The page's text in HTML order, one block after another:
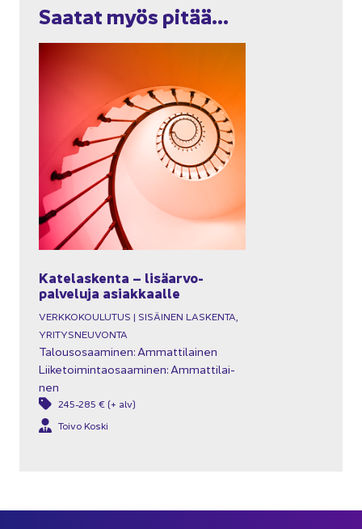
Saa­tat myös pitää...
Ka­te­las­ken­ta – li­sä­ar­vo­
pal­ve­lu­ja asiak­kaal­le
VERK­KO­KOU­LU­TUS | SI­SÄI­NEN LAS­KEN­TA,
YRI­TYS­NEU­VON­TA
Ta­lous­osaa­mi­nen: Am­mat­ti­lai­nen
Lii­ke­toi­min­tao­saa­mi­nen: Am­mat­ti­lai­
nen
245-285 € (+ alv)
Toivo Koski